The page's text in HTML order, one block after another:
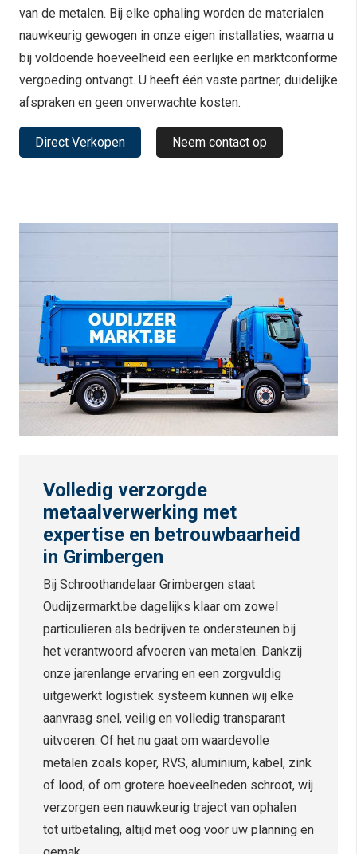
van de metalen. Bij elke ophaling worden de materialen
nauwkeurig gewogen in onze eigen installaties, waarna u
bij voldoende hoeveelheid een eerlijke en marktconforme
vergoeding ontvangt. U heeft één vaste partner, duidelijke
afspraken en geen onverwachte kosten.
Direct Verkopen Neem contact op
Volledig verzorgde
metaalverwerking met
expertise en betrouwbaarheid
in Grimbergen
Bij Schroothandelaar Grimbergen staat
Oudijzermarkt.be dagelijks klaar om zowel
particulieren als bedrijven te ondersteunen bij
het verantwoord afvoeren van metalen. Dankzij
onze jarenlange ervaring en een zorgvuldig
uitgewerkt logistiek systeem kunnen wij elke
aanvraag snel, veilig en volledig transparant
uitvoeren. Of het nu gaat om waardevolle
metalen zoals koper, RVS, aluminium, kabel, zink
of lood, of om grotere hoeveelheden schroot, wij
verzorgen een nauwkeurig traject van ophalen
tot uitbetaling, altijd met oog voor uw planning en